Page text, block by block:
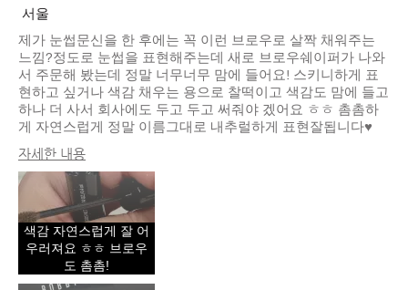
서울
제가 눈썹문신을 한 후에는 꼭 이런 브로우로 살짝 채워주는
느낌?정도로 눈썹을 표현해주는데 새로 브로우쉐이퍼가 나와
서 주문해 봤는데 정말 너무너무 맘에 들어요! 스키니하게 표
현하고 싶거나 색감 채우는 용으로 찰떡이고 색감도 맘에 들고
하나 더 사서 회사에도 두고 두고 써줘야 겠어요 ㅎㅎ 촘촘하
게 자연스럽게 정말 이름그대로 내추럴하게 표현잘됩니다♥
자세한 내용
피부 타입
중성
피부 톤
엑스트라 라이트
피부 고민
고르지 못한 피부 톤, 수분 부족, 트러블
제품 장점
내추럴 글로우, 지속성, 피부톤 보정
색감 자연스럽게 잘 어
우러져요 ㅎㅎ 브로우
도 촘촘!